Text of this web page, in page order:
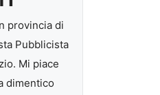
provincia di
Pubblicista
Mi piace
dimentico